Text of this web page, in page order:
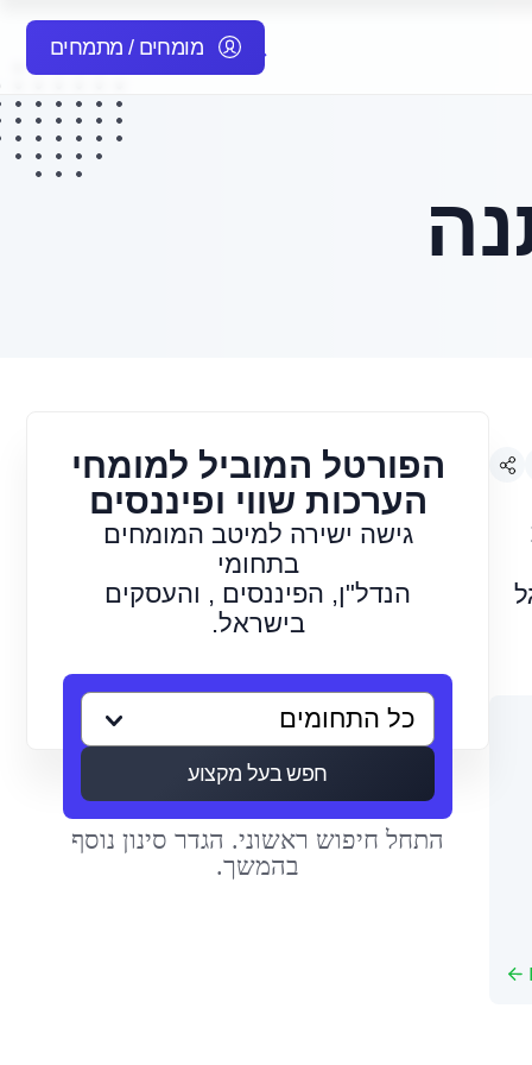
מומחים / מתמחים
הפורטל המוביל למומחי
הערכות שווי ופיננסים
גישה ישירה למיטב המומחים
בתחומי
הנדל"ן, הפיננסים , והעסקים
בישראל.
חפש בעל מקצוע
התחל חיפוש ראשוני. הגדר סינון נוסף
בהמשך.